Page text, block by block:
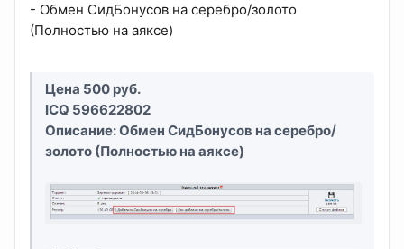
- Обмен СидБонусов на серебро/золото
(Полностью на аяксе)
Цена 500 руб.
ICQ 596622802
Описание: Обмен СидБонусов на серебро/
золото (Полностью на аяксе)